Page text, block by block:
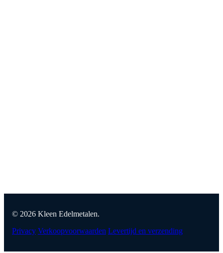
© 2026 Kleen Edelmetalen.
Privacy Verkoopvoorwaarden Levertijd en verzending